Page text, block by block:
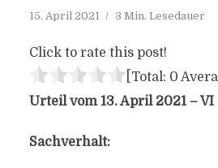
15. April 2021 3 Min. Lesedauer
Click to rate this post!
[Total: 0
Urteil vom 13. April 2021 – VI
Sachverhalt: